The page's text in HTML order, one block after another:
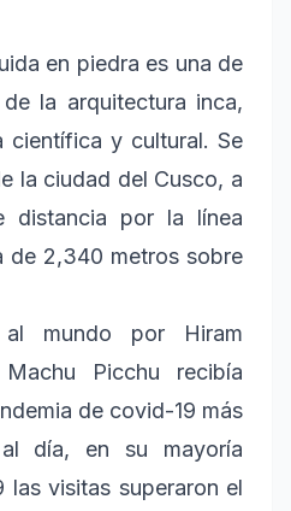
en piedra es una de
la arquitectura inca,
científica y cultural. Se
la ciudad del Cusco, a
distancia por la línea
de 2,340 metros sobre
mundo por Hiram
Picchu recibía
de covid-19 más
día, en su mayoría
las visitas superaron el